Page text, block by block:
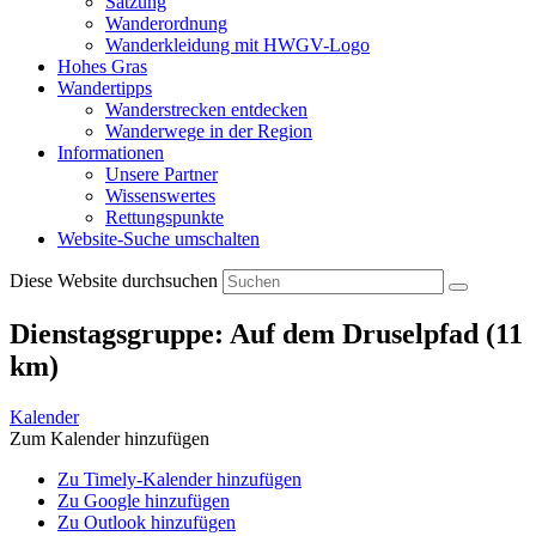
Wanderordnung
Wanderkleidung mit HWGV-Logo
Hohes Gras
Wandertipps
Wanderstrecken entdecken
Wanderwege in der Region
Informationen
Unsere Partner
Wissenswertes
Rettungspunkte
Website-Suche umschalten
Diese Website durchsuchen
Dienstagsgruppe: Auf dem Druselpfad (11
km)
Kalender
Zum Kalender hinzufügen
Zu Timely-Kalender hinzufügen
Zu Google hinzufügen
Zu Outlook hinzufügen